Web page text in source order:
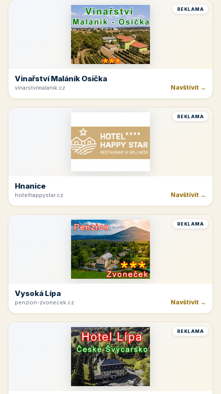
REKLAMA
Vinařství Maláník Osička
vinarstvimalanik.cz Navštívit →
REKLAMA
Hnanice
hotelhappystar.cz Navštívit →
REKLAMA
Vysoká Lípa
penzion-zvonecek.cz Navštívit →
REKLAMA